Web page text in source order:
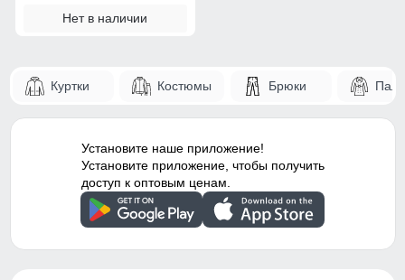
Нет в наличии
Куртки Костюмы Брюки
Установите наше приложение!
Установите приложение, чтобы получить
доступ к оптовым ценам.